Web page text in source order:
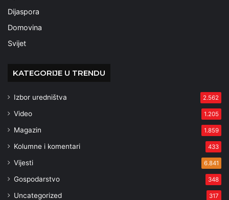
Dijaspora
Domovina
Svijet
KATEGORIJE U TRENDU
Izbor uredništva 2.562
Video 1.205
Magazin 1.859
Kolumne i komentari 433
Vijesti 6.841
Gospodarstvo 348
Uncategorized 317